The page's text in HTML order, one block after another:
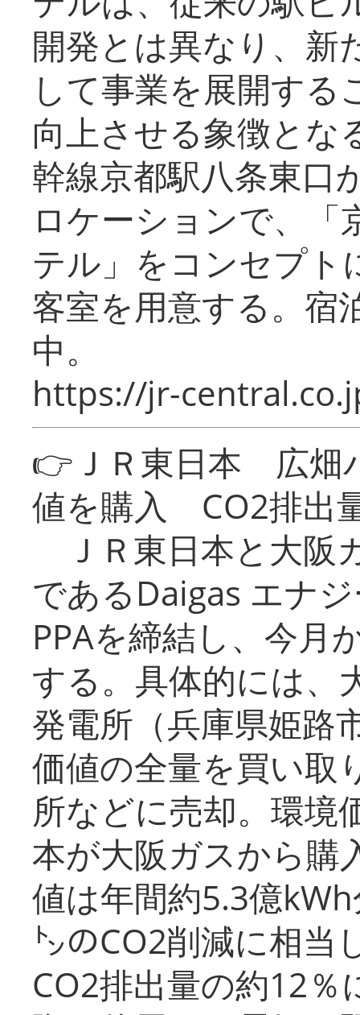
開発とは異なり、新
して事業を展開する
向上させる象徴とな
幹線京都駅八条東口
ロケーションで、「
テル」をコンセプト
客室を用意する。宿
中。
https://jr-
👉ＪＲ東日本 広畑
値を購入 CO2排出
ＪＲ東日本と大阪
であるDaigas エナ
PPAを締結し、今月
する。具体的には、
発電所（兵庫県姫路
価値の全量を買い取
所などに売却。環境
本が大阪ガスから購
値は年間約5.3億
㌧のCO2削減に相当
CO2排出量の約12％